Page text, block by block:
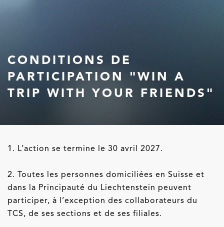
CONDITIONS DE
PARTICIPATION "WIN A
TRIP WITH YOUR FRIENDS"
1. L’action se termine le 30 avril 2027.
2. Toutes les personnes domiciliées en Suisse et
dans la Principauté du Liechtenstein peuvent
participer, à l’exception des collaborateurs du
TCS, de ses sections et de ses filiales.